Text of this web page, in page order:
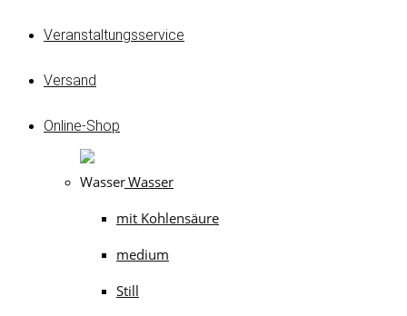
Veranstaltungsservice
Versand
Online-Shop
Wasser
mit Kohlensäure
medium
Still